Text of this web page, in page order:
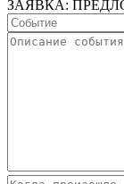
ЗАЯВКА: